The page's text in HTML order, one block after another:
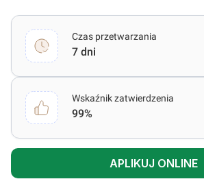
Czas przetwarzania
7 dni
Wskaźnik zatwierdzenia
99%
APLIKUJ ONLINE